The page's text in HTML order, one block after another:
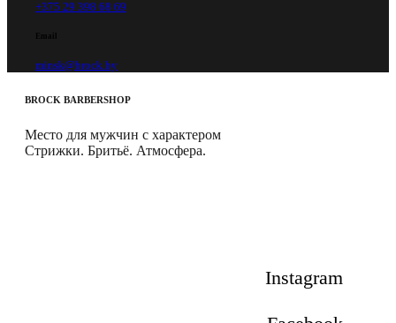
+375 29 398 68 69
Email
minsk@brock.by
BROCK BARBERSHOP
Место для мужчин с характером
Стрижки. Бритьё. Атмосфера.
Instagram